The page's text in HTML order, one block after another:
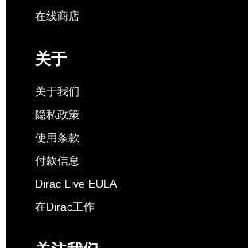
在线商店
关于
关于我们
隐私政策
使用条款
付款信息
Dirac Live EULA
在Dirac工作